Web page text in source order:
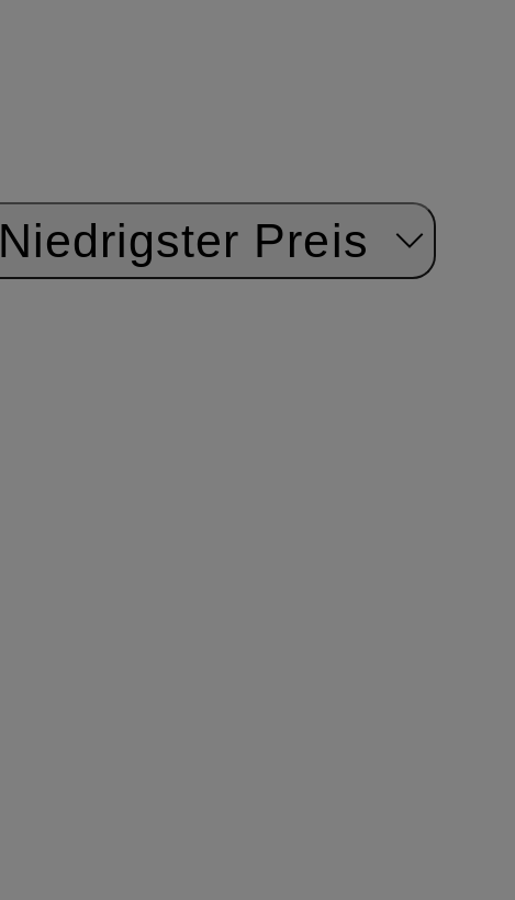
Niedrigster Preis